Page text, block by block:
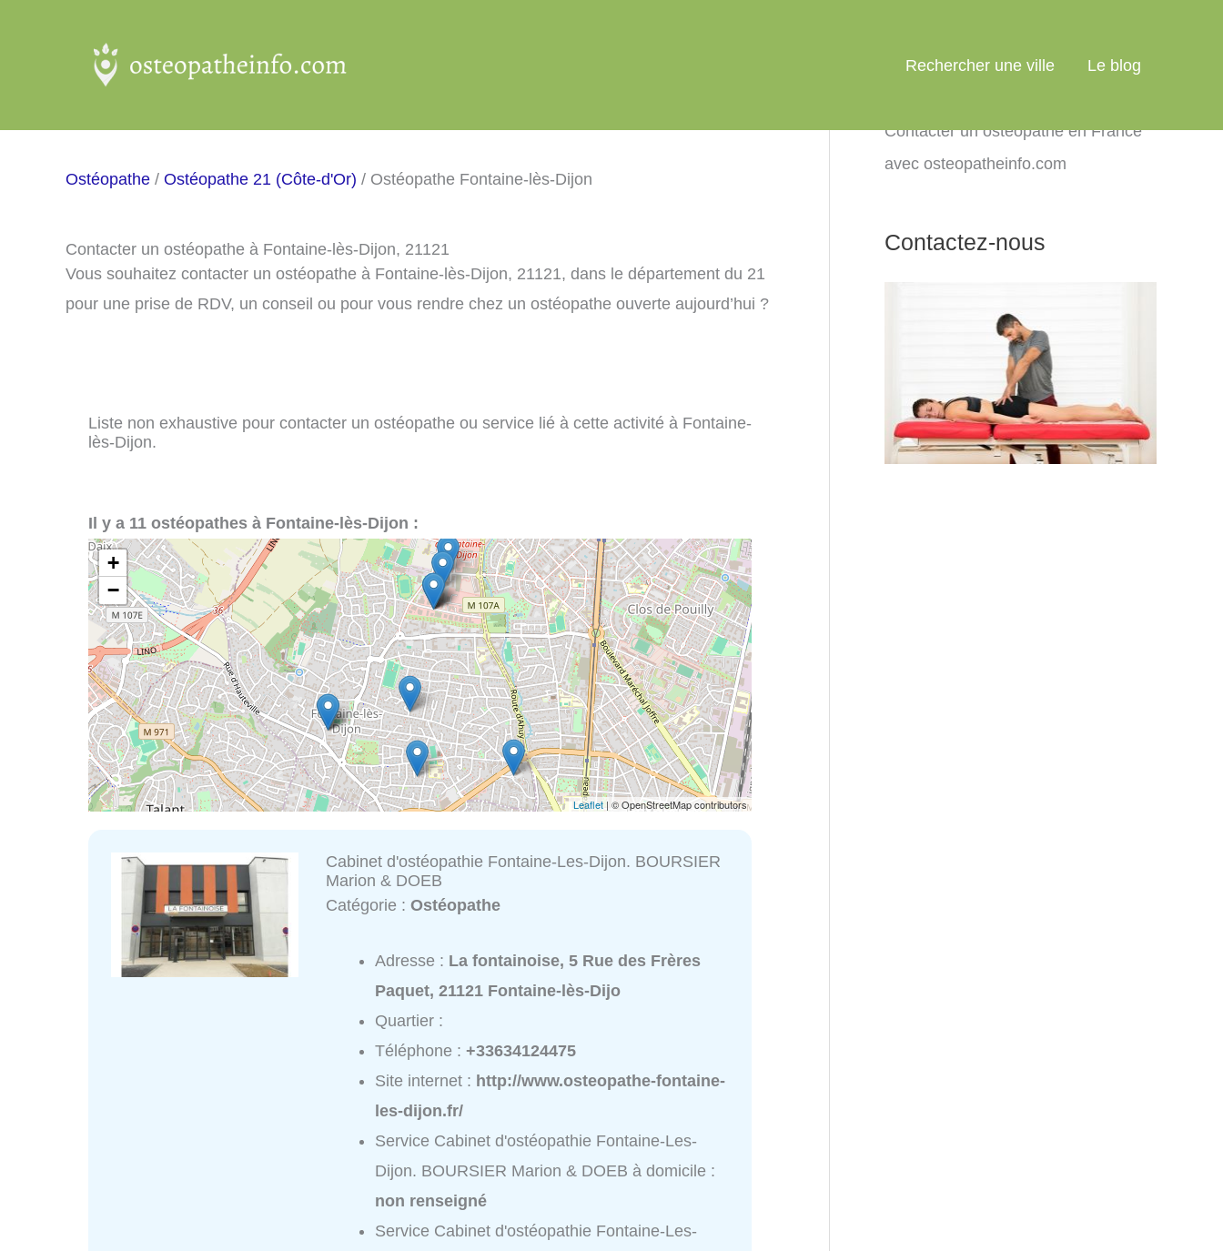
Rechercher une ville Le blog
Ostéopathe / Ostéopathe 21 (Côte-d'Or) / Ostéopathe Fontaine-lès-Dijon
Contacter un ostéopathe à Fontaine-lès-Dijon, 21121
Vous souhaitez contacter un ostéopathe à Fontaine-lès-Dijon, 21121, dans le département du 21
pour une prise de RDV, un conseil ou pour vous rendre chez un ostéopathe ouverte aujourd’hui ?
Liste non exhaustive pour contacter un ostéopathe ou service lié à cette activité à Fontaine-
lès-Dijon.
Il y a 11 ostéopathes à Fontaine-lès-Dijon :
+
−
Leaflet| © OpenStreetMap contributors
Cabinet d'ostéopathie Fontaine-Les-Dijon. BOURSIER
Marion & DOEB
Catégorie :Ostéopathe
Adresse : La fontainoise, 5 Rue des Frères
Paquet, 21121 Fontaine-lès-Dijo
Quartier :
Téléphone :+33634124475
Site internet : http://www.osteopathe-fontaine-
les-dijon.fr/
Service Cabinet d'ostéopathie Fontaine-Les-
Dijon. BOURSIER Marion & DOEB à domicile :
non renseigné
Service Cabinet d'ostéopathie Fontaine-Les-
Contacter un ostéopathe en France
avec osteopatheinfo.com
Contactez-nous